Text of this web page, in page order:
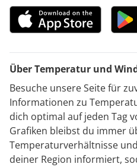
Über Temperatur und
Besuche unsere Seite für
Informationen zu
dich optimal auf jeden Tag
Grafiken bleibst du immer
Temperaturverhältnisse
deiner Region informiert,